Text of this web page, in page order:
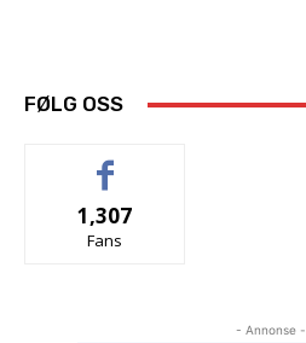
FØLG OSS
1,307
Fans
- Annonse -